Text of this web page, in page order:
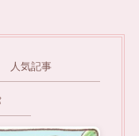
人気記事